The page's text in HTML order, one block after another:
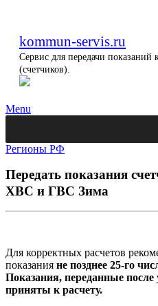
kommun-servis.ru
Сервис для передачи
(счетчиков).
Menu
Регионы РФ
Передать показания
ХВС и ГВС Зима
Для корректных расчетов
показания не позднее 25-го
Показания, переданные после
приняты к расчету.